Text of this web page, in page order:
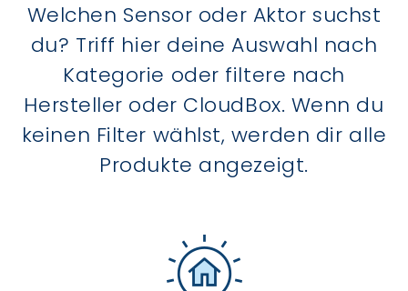
Welchen Sensor oder Aktor suchst
du? Triff hier deine Auswahl nach
Kategorie oder filtere nach
Hersteller oder CloudBox. Wenn du
keinen Filter wählst, werden dir alle
Produkte angezeigt.